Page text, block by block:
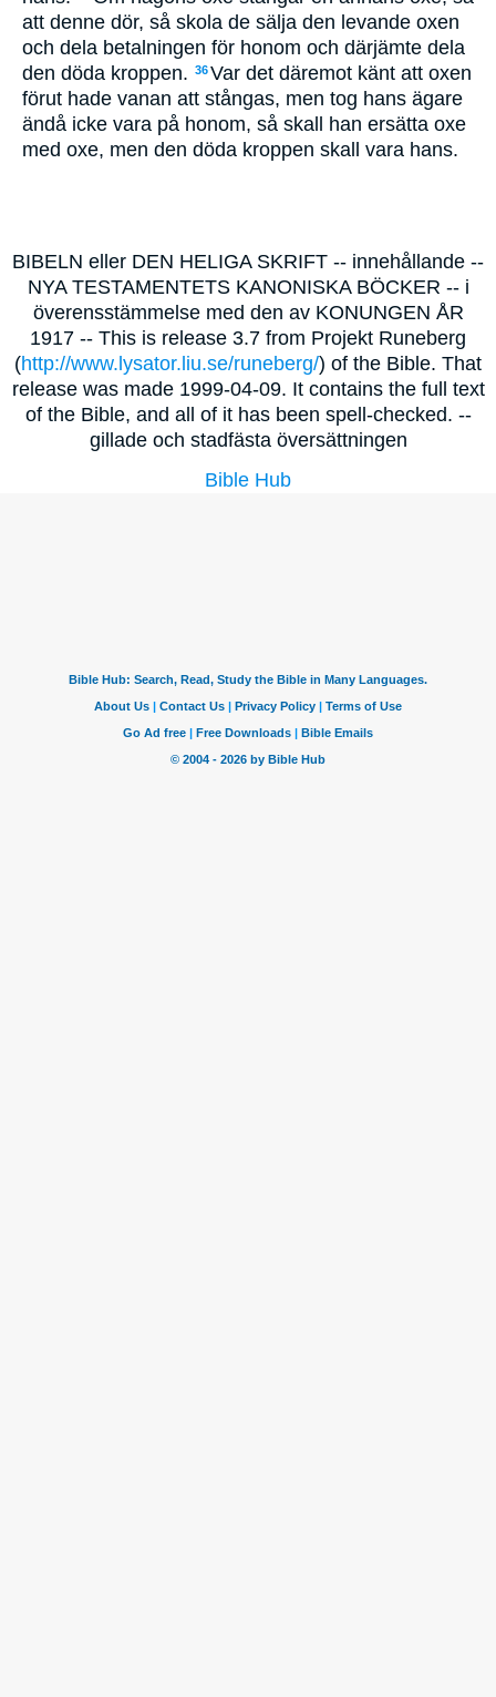
att denne dör, så skola de sälja den levande oxen
och dela betalningen för honom och därjämte dela
den döda kroppen. 36Var det däremot känt att oxen
förut hade vanan att stångas, men tog hans ägare
ändå icke vara på honom, så skall han ersätta oxe
med oxe, men den döda kroppen skall vara hans.
BIBELN eller DEN HELIGA SKRIFT -- innehållande --
NYA TESTAMENTETS KANONISKA BÖCKER -- i
överensstämmelse med den av KONUNGEN ÅR
1917 -- This is release 3.7 from Projekt Runeberg
(http://www.lysator.liu.se/runeberg/) of the Bible. That
release was made 1999-04-09. It contains the full text
of the Bible, and all of it has been spell-checked. --
gillade och stadfästa översättningen
Bible Hub